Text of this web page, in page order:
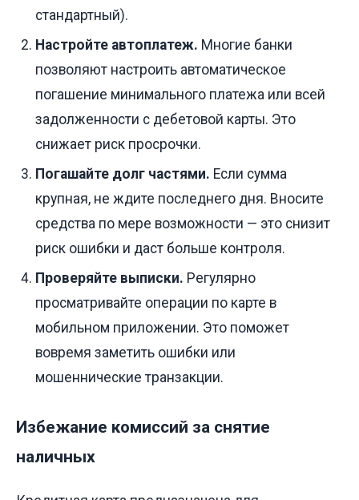
стандартный).
Настройте автоплатеж. Многие банки
позволяют настроить автоматическое
погашение минимального платежа или всей
задолженности с дебетовой карты. Это
снижает риск просрочки.
Погашайте долг частями. Если сумма
крупная, не ждите последнего дня. Вносите
средства по мере возможности — это снизит
риск ошибки и даст больше контроля.
Проверяйте выписки. Регулярно
просматривайте операции по карте в
мобильном приложении. Это поможет
вовремя заметить ошибки или
мошеннические транзакции.
Избежание комиссий за снятие
наличных